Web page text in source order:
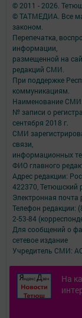
На
© 2011 - 2026.
© ТАТМЕДИА. Все
законом.
Перепечатка,
информации,
размещенной на
редакций СМИ.
При поддержке
коммуникациям.
Наименование
№ записи о
сентября 2018 г.
СМИ
связи,
информационных
ФИО главного
Адрес редакции:
422370, Тетюшский
Электронная почта
Телефон редакции:
2-53-84
Для сообщений о
сетевое издание
Учредитель СМИ:
Антикоррупционная
АО «ТАТМЕДИА»
удобства
Использование
Политика